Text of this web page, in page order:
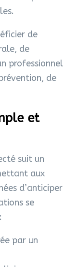
de
de
professionnel
de
et
suit un
aux
d’anticiper
se
par un